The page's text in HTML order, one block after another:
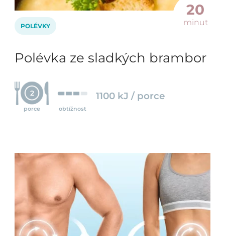
20
minut
POLÉVKY
Polévka ze sladkých brambor
2
porce obtížnost
1100 kJ / porce